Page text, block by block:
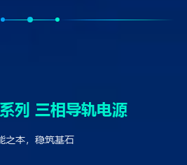
列 三相导轨电源
之本，稳筑基石